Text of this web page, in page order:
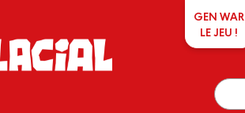
GEN WAR
LE JEU !